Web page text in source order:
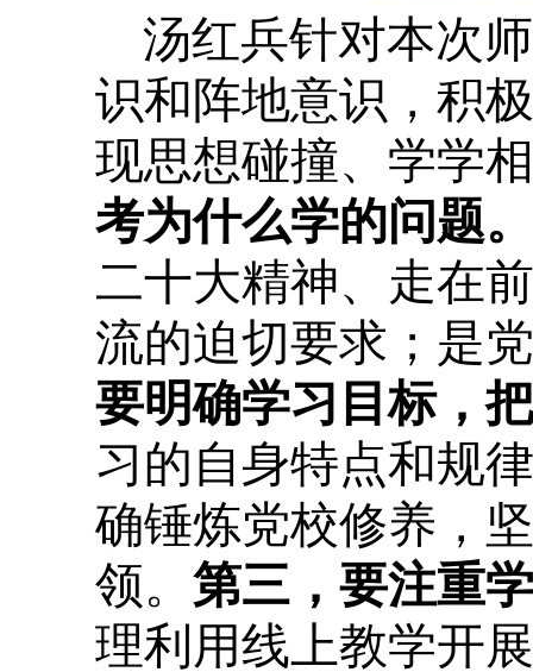
汤红兵针对本次
识和阵地意识，积
现思想碰撞、学学
考为什么学的问题。
二十大精神、走在
流的迫切要求；是
要明确学习目标，
习的自身特点和规
确锤炼党校修养，
领。 第三，要注重
理利用线上教学开